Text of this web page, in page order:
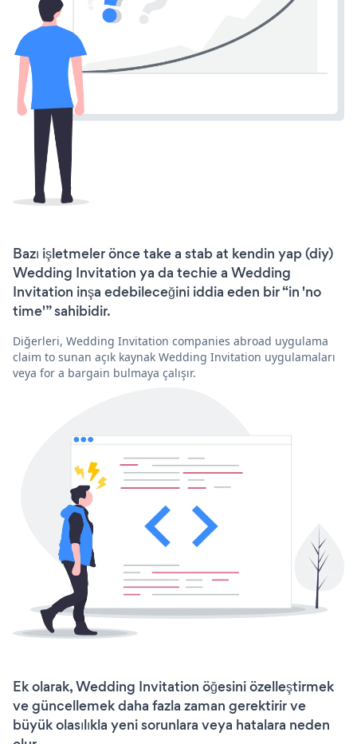
Bazı işletmeler önce take a stab at kendin yap (diy)
Wedding Invitation ya da techie a Wedding
Invitation inşa edebileceğini iddia eden bir “in 'no
time'” sahibidir.
Diğerleri, Wedding Invitation companies abroad uygulama
claim to sunan açık kaynak Wedding Invitation uygulamaları
veya for a bargain bulmaya çalışır.
Ek olarak, Wedding Invitation öğesini özelleştirmek
ve güncellemek daha fazla zaman gerektirir ve
büyük olasılıkla yeni sorunlara veya hatalara neden